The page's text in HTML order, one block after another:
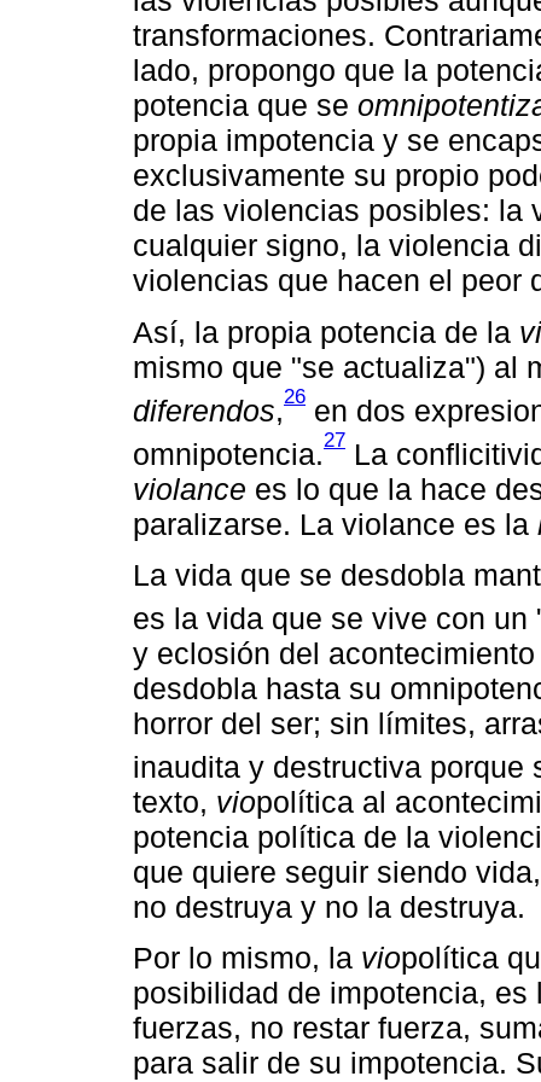
transformaciones.
lado, propongo que la
potencia que se
propia impotencia y se
exclusivamente su propio
de las violencias posibles: la
cualquier signo, la violencia
violencias que hacen el peor
Así, la propia potencia de la
mismo que "se actualiza") al
diferendos,26 en dos
omnipotencia.27 La
violance es lo que la hace
paralizarse. La violance es la
La vida que se desdobla
es la vida que se vive con un
y eclosión del
desdobla hasta su
horror del ser; sin límites,
inaudita y destructiva porque
texto, viopolítica al
potencia política de la
que quiere seguir siendo
no destruya y no la destruya.
Por lo mismo, la viopolítica
posibilidad de impotencia,
fuerzas, no restar fuerza,
para salir de su impotencia.